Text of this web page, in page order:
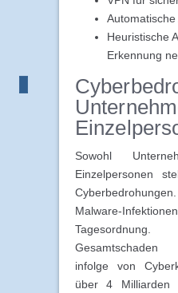
Heuristische
Erkennung
Sowohl
Einzelpersonen
Malware-
infolge von
über 4 Milliarden